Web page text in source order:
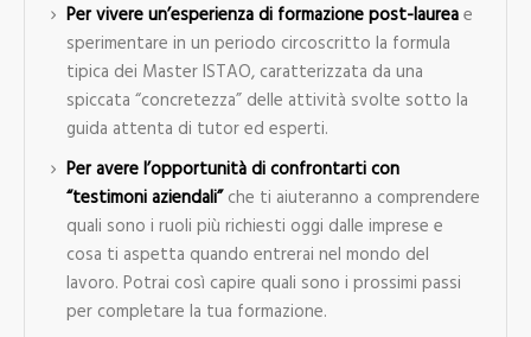
Per vivere un’esperienza di formazione post-laureae
sperimentare in un periodo circoscritto la formula
tipica dei Master ISTAO, caratterizzata da una
spiccata “concretezza” delle attività svolte sotto la
guida attenta di tutor ed esperti.
Per avere l’opportunità di confrontarti con
“testimoni aziendali” che ti aiuteranno a comprendere
quali sono i ruoli più richiesti oggi dalle imprese e
cosa ti aspetta quando entrerai nel mondo del
lavoro. Potrai così capire quali sono i prossimi passi
per completare la tua formazione.